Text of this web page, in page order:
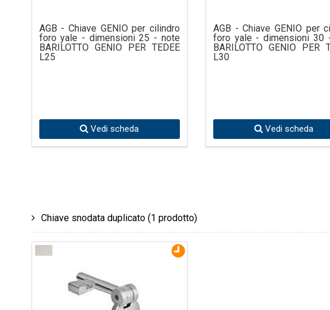
AGB - Chiave GENIO per cilindro
foro yale - dimensioni 25 - note
BARILOTTO GENIO PER TEDEE
L25
Vedi scheda
AGB - Chiave GENIO per
foro yale - dimensioni 30
BARILOTTO GENIO PER
L30
Vedi scheda
Chiave snodata duplicato(1 prodotto)